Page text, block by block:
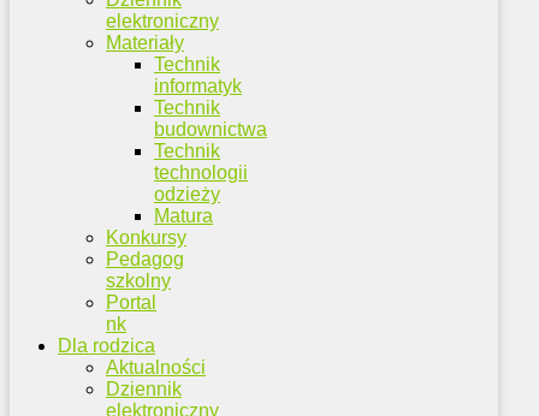
elektroniczny
Materiały
Technik
informatyk
Technik
budownictwa
Technik
technologii
odzieży
Matura
Konkursy
Pedagog
szkolny
Portal
nk
Dla rodzica
Aktualności
Dziennik
elektroniczny